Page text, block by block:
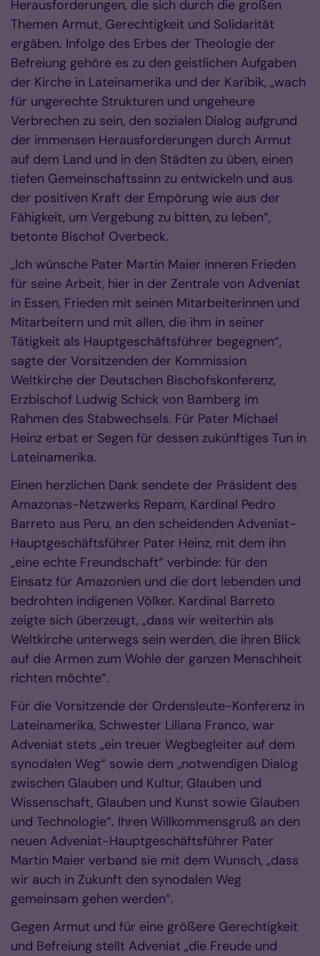
Herausforderungen, die sich durch die großen
Themen Armut, Gerechtigkeit und Solidarität
ergäben. Infolge des Erbes der Theologie der
Befreiung gehöre es zu den geistlichen Aufgaben
der Kirche in Lateinamerika und der Karibik, „wach
für ungerechte Strukturen und ungeheure
Verbrechen zu sein, den sozialen Dialog aufgrund
der immensen Herausforderungen durch Armut
auf dem Land und in den Städten zu üben, einen
tiefen Gemeinschaftssinn zu entwickeln und aus
der positiven Kraft der Empörung wie aus der
Fähigkeit, um Vergebung zu bitten, zu leben“,
betonte Bischof Overbeck.
„Ich wünsche Pater Martin Maier inneren Frieden
für seine Arbeit, hier in der Zentrale von Adveniat
in Essen, Frieden mit seinen Mitarbeiterinnen und
Mitarbeitern und mit allen, die ihm in seiner
Tätigkeit als Hauptgeschäftsführer begegnen“,
sagte der Vorsitzenden der Kommission
Weltkirche der Deutschen Bischofskonferenz,
Erzbischof Ludwig Schick von Bamberg im
Rahmen des Stabwechsels. Für Pater Michael
Heinz erbat er Segen für dessen zukünftiges Tun in
Lateinamerika.
Einen herzlichen Dank sendete der Präsident des
Amazonas-Netzwerks Repam, Kardinal Pedro
Barreto aus Peru, an den scheidenden Adveniat-
Hauptgeschäftsführer Pater Heinz, mit dem ihn
„eine echte Freundschaft“ verbinde: für den
Einsatz für Amazonien und die dort lebenden und
bedrohten indigenen Völker. Kardinal Barreto
zeigte sich überzeugt, „dass wir weiterhin als
Weltkirche unterwegs sein werden, die ihren Blick
auf die Armen zum Wohle der ganzen Menschheit
richten möchte“.
Für die Vorsitzende der Ordensleute-Konferenz in
Lateinamerika, Schwester Liliana Franco, war
Adveniat stets „ein treuer Wegbegleiter auf dem
synodalen Weg“ sowie dem „notwendigen Dialog
zwischen Glauben und Kultur, Glauben und
Wissenschaft, Glauben und Kunst sowie Glauben
und Technologie“. Ihren Willkommensgruß an den
neuen Adveniat-Hauptgeschäftsführer Pater
Martin Maier verband sie mit dem Wunsch, „dass
wir auch in Zukunft den synodalen Weg
gemeinsam gehen werden“.
Gegen Armut und für eine größere Gerechtigkeit
und Befreiung stellt Adveniat „die Freude und